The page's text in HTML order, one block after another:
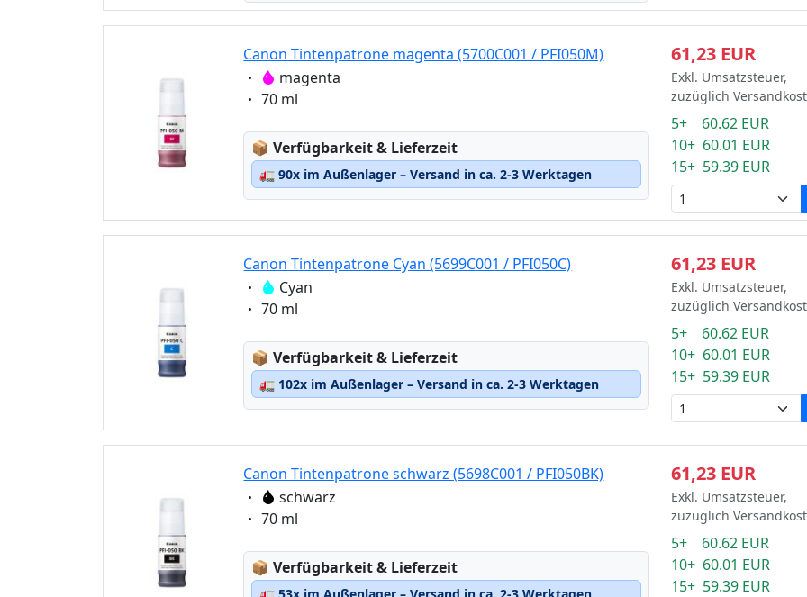
Canon Tintenpatrone magenta (5700C001 / PFI050M)
Eigenschaft:
magenta
Eigenschaft:
70 ml
📦Lagerstatus:
Verfügbarkeit & Lieferzeit
🚛 90x im Außenlager – Versand in ca. 2-3 Werktagen
61,23 EUR
Exkl. Umsatzsteuer,
zuzüglich
5+ 60.62 EUR
10+ 60.01 EUR
15+ 59.39 EUR
Canon Tintenpatrone Cyan (5699C001 / PFI050C)
Eigenschaft:
Cyan
Eigenschaft:
70 ml
📦Lagerstatus:
Verfügbarkeit & Lieferzeit
🚛 102x im Außenlager – Versand in ca. 2-3 Werktagen
61,23 EUR
Exkl. Umsatzsteuer,
zuzüglich
5+ 60.62 EUR
10+ 60.01 EUR
15+ 59.39 EUR
Canon Tintenpatrone schwarz (5698C001 / PFI050BK)
Eigenschaft:
schwarz
Eigenschaft:
70 ml
📦Lagerstatus:
Verfügbarkeit & Lieferzeit
61,23 EUR
Exkl. Umsatzsteuer,
zuzüglich
5+ 60.62 EUR
10+ 60.01 EUR
15+ 59.39 EUR